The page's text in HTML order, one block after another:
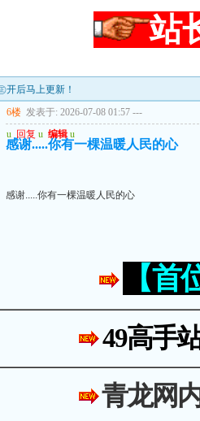
站
开后马上更新！
6楼 发表于: 2026-07-08 01:57 ---
u 回复 u 编辑 u
感谢.....你有一棵温暖人民的心
感谢.....你有一棵温暖人民的心
【
49高手
青龙网